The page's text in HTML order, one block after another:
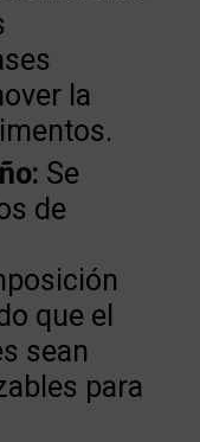
la
Se
de
que el
sean
para